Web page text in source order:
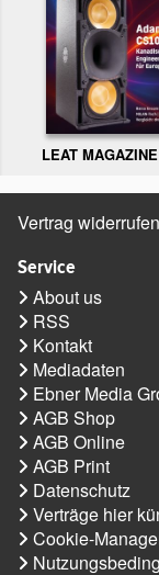
LEAT
Vertrag widerrufen
Service
About us
RSS
Kontakt
Mediadaten
Ebner Media
AGB Shop
AGB Online
AGB Print
Datenschutz
Verträge hier
Cookie-